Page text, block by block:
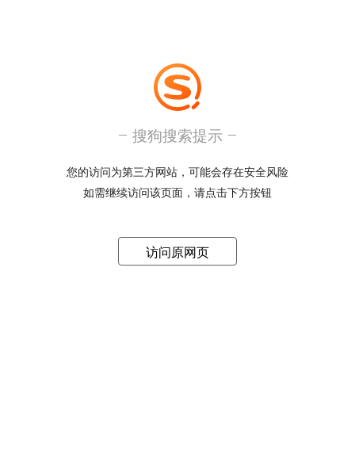
搜狗搜索提示
您的访问为第三方网站，可能会存在安全风险
如需继续访问该页面，请点击下方按钮
访问原网页